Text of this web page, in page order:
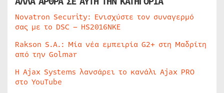
Novatron Security: Ενισχύστε τον συναγερμό
σας με το DSC – HS2016NKE
Rakson S.A.: Μία νέα εμπειρία G2+ στη Μαδρίτη
από την Golmar
Η Ajax Systems λανσάρει το κανάλι Ajax PRO
στο YouTube